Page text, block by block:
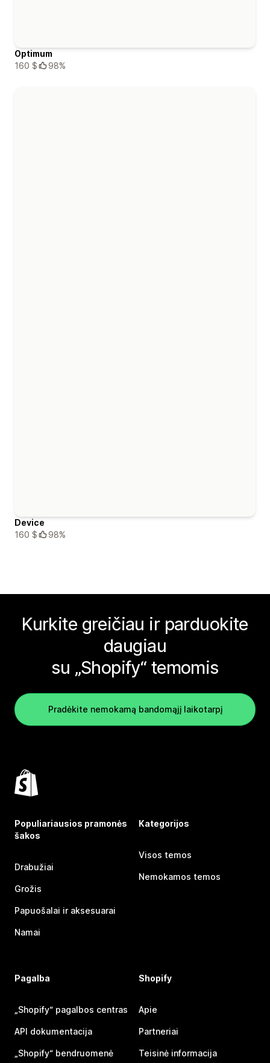
Optimum
160 $
98%
Device
160 $
98%
Kurkite greičiau ir parduokite
daugiau
su „Shopify“ temomis
Pradėkite nemokamą bandomąjį laikotarpį
Populiariausios pramonės
šakos
Drabužiai
Grožis
Papuošalai ir aksesuarai
Namai
Kategorijos
Visos temos
Nemokamos temos
Pagalba
„Shopify“ pagalbos centras
API dokumentacija
„Shopify“ bendruomenė
Shopify
Apie
Partneriai
Teisinė informacija